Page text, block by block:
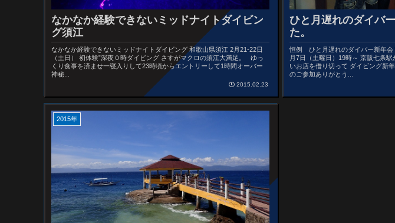
なかなか経験できないミッドナイトダイビン
グ須江
なかなか経験できないミッドナイトダイビング 和歌山県須江 2月21-22日
（土日） 初体験”深夜０時ダイビング さすがマクロの須江大満足。 ゆっ
くり食事を済ませ一寝入りして23時頃からエントリーして1時間オーバー
神秘...
2015.02.23
ひと月遅れのダイバ
た。
恒例 ひと月遅れのダイバー新年会
月7日（土曜日）19時～ 京阪七条
いお店を借り切って ダイビング新
のご参加ありがとう...
2015年